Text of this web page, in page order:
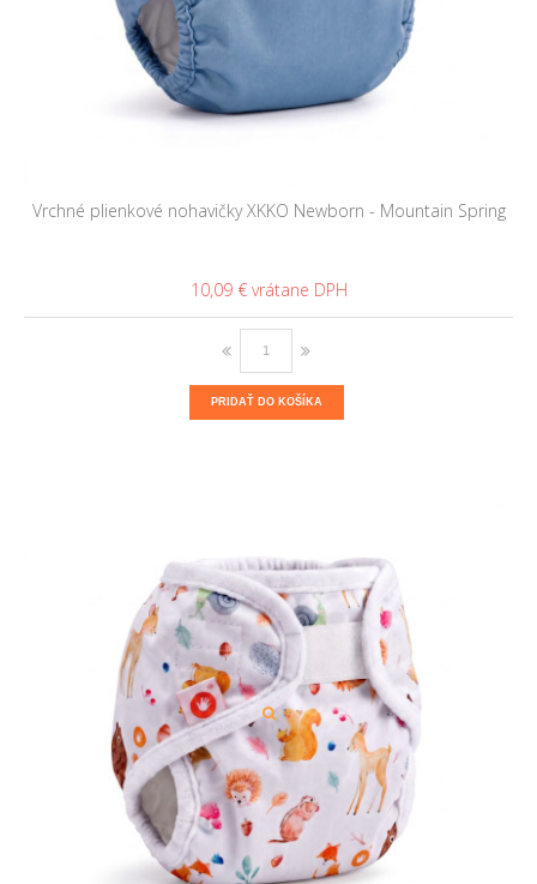
Vrchné plienkové nohavičky XKKO Newborn - Mountain Spring
10,09 €
PRIDAŤ DO KOŠÍKA